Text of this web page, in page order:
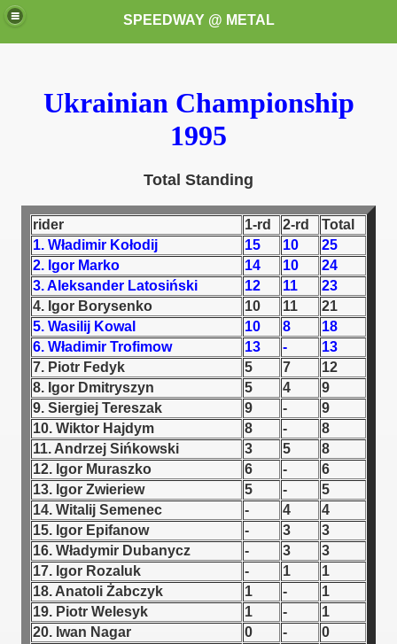
SPEEDWAY @ METAL
Ukrainian Championship
1995
Total Standing
rider 1-rd 2-rd
Total
1. Władimir Kołodij
15 10
25
2. Igor Marko
14 10
24
3. Aleksander Latosiński
12 11
23
4. Igor Borysenko
10 11
21
5. Wasilij Kowal
10 8
18
6. Władimir Trofimow
13 -
13
7. Piotr Fedyk
5 7
12
8. Igor Dmitryszyn
5 4
9
9. Siergiej Tereszak
9 -
9
10. Wiktor Hajdym
8 -
8
11. Andrzej Sińkowski
3 5
8
12. Igor Muraszko
6 -
6
13. Igor Zwieriew
5 -
5
14. Witalij Semenec
- 4
4
15. Igor Epifanow
- 3
3
16. Władymir Dubanycz
- 3
3
17. Igor Rozaluk
- 1
1
18. Anatoli Żabczyk
1 -
1
19. Piotr Welesyk
1 -
1
20. Iwan Nagar
0 -
0
these speedway programms)
(My speedway programmes to exchange or sale)
Świata (World Speedway Championship)
1946